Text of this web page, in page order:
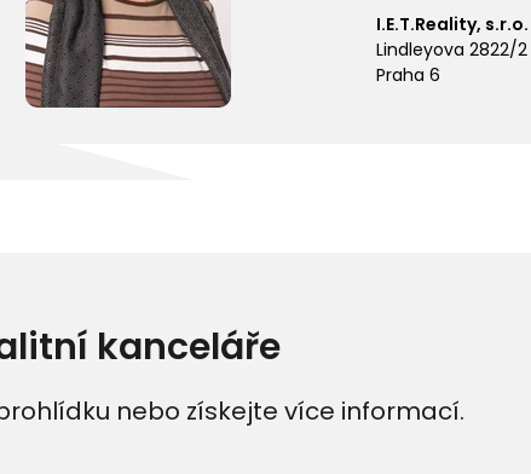
I.E.T.Reality, s.r.o.
Lindleyova 2822/2
Praha 6
kanceláře
nebo získejte více informací.